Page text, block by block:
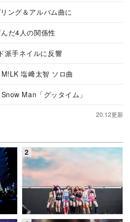
ング＆アルバム曲に
だ4人の関係性
派手ネイルに反響
塩﨑太智 ソロ曲
Man「グッタイム」
20:12更新